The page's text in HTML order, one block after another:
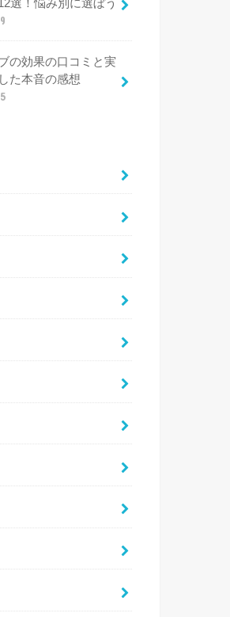
選！悩み別に選ぼう
の効果の口コミと実
た本音の感想